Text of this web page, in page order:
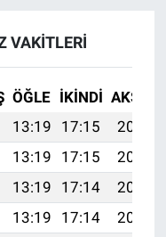
VAKITLERI
ÖĞLE İKINDI AKŞAM
13:19 17:15
20:38
13:19 17:15
20:37
13:19 17:14
20:36
13:19 17:14
20:35